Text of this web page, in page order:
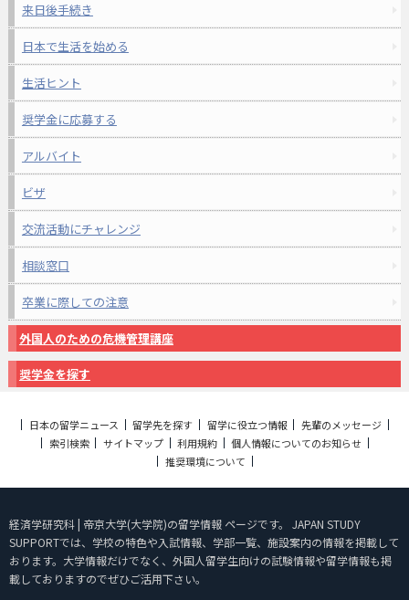
来日後手続き
日本で生活を始める
生活ヒント
奨学金に応募する
アルバイト
ビザ
交流活動にチャレンジ
相談窓口
卒業に際しての注意
外国人のための危機管理講座
奨学金を探す
日本の留学ニュース 留学先を探す 留学に役立つ情報
先輩のメッセージ
索引検索
サイトマップ 利用規約
個人情報についてのお知らせ
推奨環境について
経済学研究科 | 帝京大学(大学院)の留学情報 ページです。 JAPAN STUDY
SUPPORTでは、学校の特色や入試情報、学部一覧、施設案内の情報を掲載して
おります。大学情報だけでなく、外国人留学生向けの試験情報や留学情報も掲
載しておりますのでぜひご活用下さい。